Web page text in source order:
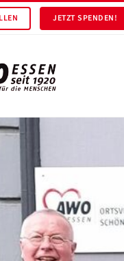
JETZT SPENDEN!